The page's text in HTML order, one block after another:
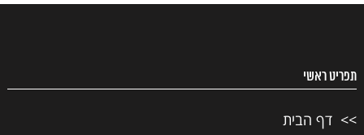
תפריט ראשי
דף הבית